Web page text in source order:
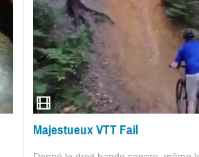
Majestueux VTT Fail